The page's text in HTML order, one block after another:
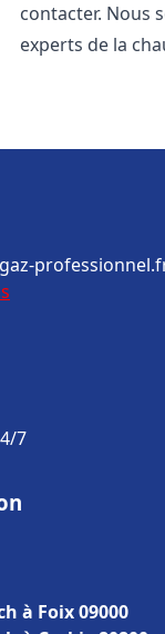
contacter. Nous
experts de la
7
à Foix 09000